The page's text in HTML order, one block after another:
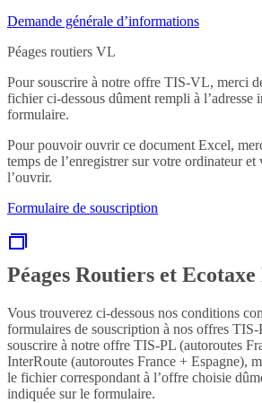
Demande générale d’informations
Péages routiers VL
Pour souscrire à notre offre TIS-VL, merci
fichier ci-dessous dûment rempli à l’adresse
formulaire.
Pour pouvoir ouvrir ce document Excel,
temps de l’enregistrer sur votre ordinateur et
l’ouvrir.
Formulaire de souscription
Péages Routiers et
Vous trouverez ci-dessous nos conditions
formulaires de souscription à nos offres
souscrire à notre offre TIS-PL (autoroutes
InterRoute (autoroutes France + Espagne),
le fichier correspondant à l’offre choisie
indiquée sur le formulaire.